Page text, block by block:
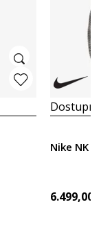
Nike NK
6.499,00